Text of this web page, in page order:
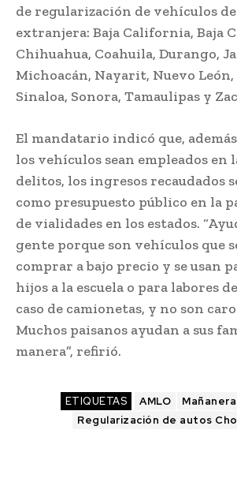
de regularización de vehículos
extranjera: Baja California, Baja
Chihuahua, Coahuila, Durango,
Michoacán, Nayarit, Nuevo León,
Sinaloa, Sonora, Tamaulipas y
El mandatario indicó que,
los vehículos sean empleados en
delitos, los ingresos recaudados
como presupuesto público en la
de vialidades en los estados.
gente porque son vehículos que
comprar a bajo precio y se usan
hijos a la escuela o para labores
caso de camionetas, y no son
Muchos paisanos ayudan a sus
manera”, refirió.
ETIQUETAS AMLO Mañanera
Regularización de autos